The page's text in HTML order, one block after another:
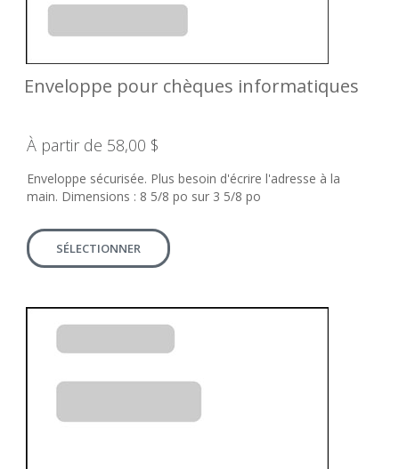
Enveloppe pour chèques informatiques
À partir de 58,00 $
Enveloppe sécurisée. Plus besoin d'écrire l'adresse à la
main. Dimensions : 8 5/8 po sur 3 5/8 po
SÉLECTIONNER